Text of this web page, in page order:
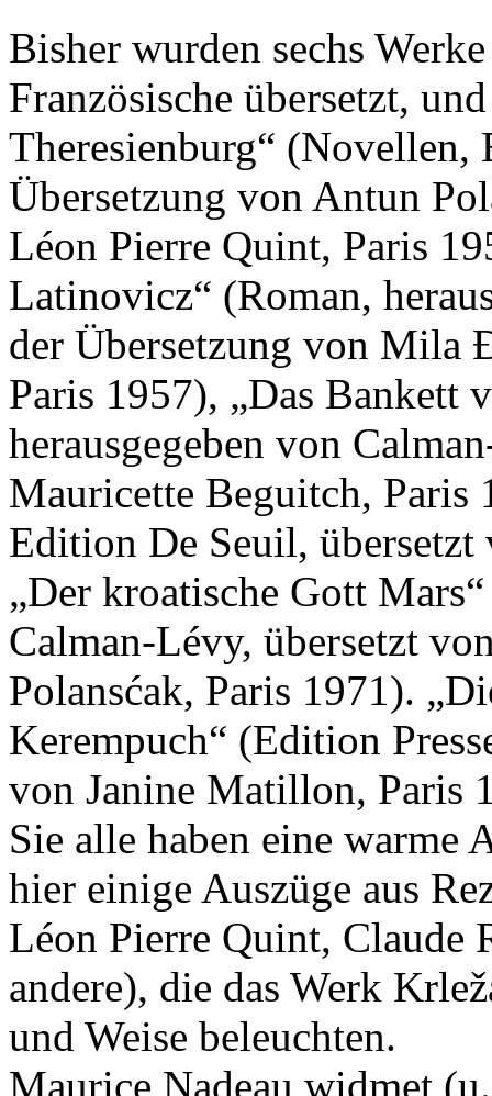
Bisher wurden sechs
Französische übersetzt,
Theresienburg“
Übersetzung von Antun
Léon Pierre Quint, Paris
Latinovicz“ (Roman,
der Übersetzung von Mila
Paris 1957), „Das Bankett
herausgegeben von
Mauricette Beguitch, Paris
Edition De Seuil,
„Der kroatische Gott
Calman-Lévy, übersetzt
Polansćak, Paris 1971).
Kerempuch“ (Edition
von Janine Matillon, Paris
Sie alle haben eine warme
hier einige Auszüge aus
Léon Pierre Quint, Claude
andere), die das Werk
und Weise beleuchten.
Maurice Nadeau widmet